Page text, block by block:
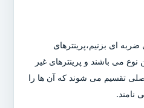
ضربه ای بزنیم،پرینترهای
می باشند و پرینترهای غیر
تقسیم می شوند که آن ها را
نامند.